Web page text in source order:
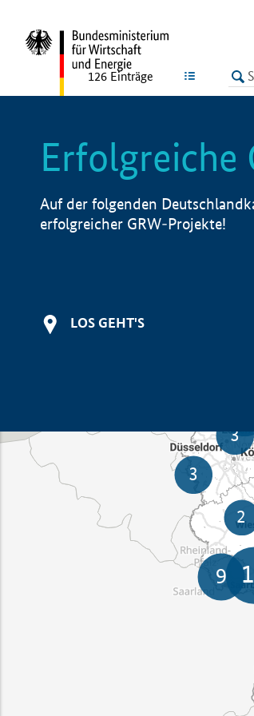
LISTE
126 Einträge
Erfolgreiche
Auf der folgenden
erfolgreicher GRW-Projekte!
LOS GEHT'S